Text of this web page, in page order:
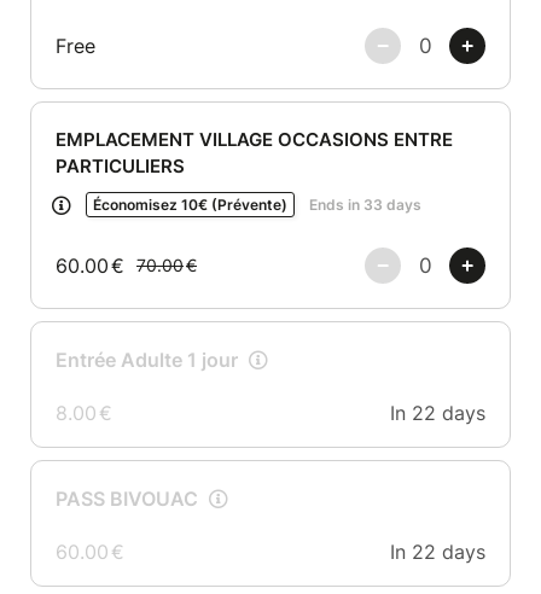
Free
EMPLACEMENT VILLAGE OCCASIONS ENTRE
PARTICULIERS
Économisez 10€ (Prévente) Ends in 33 days
60.00€ 70.00€
Entrée Adulte 1 jour
8.00 € In 22 days
PASS BIVOUAC
60.00 € In 22 days